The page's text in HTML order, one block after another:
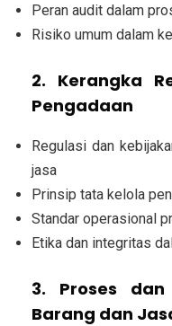
Peran audit dalam
Risiko umum dalam
2. Kerangka
Pengadaan
Regulasi dan
jasa
Prinsip tata kelola
Standar operasional
Etika dan integritas
3. Proses dan
Barang dan